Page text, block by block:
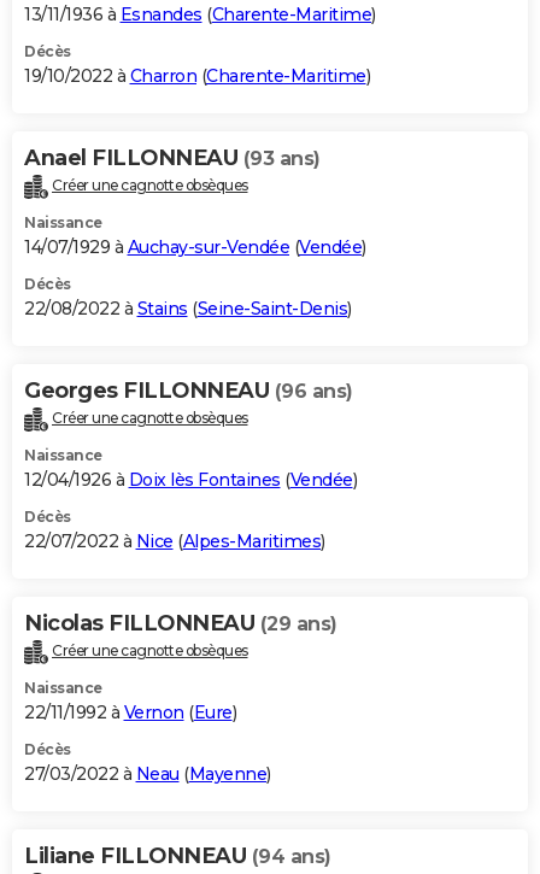
13/11/1936 à Esnandes (Charente-Maritime)
Décès
19/10/2022 à Charron (Charente-Maritime)
Anael FILLONNEAU (93 ans)
Créer une cagnotte obsèques
Naissance
14/07/1929 à Auchay-sur-Vendée (Vendée)
Décès
22/08/2022 à Stains (Seine-Saint-Denis)
Georges FILLONNEAU (96 ans)
Créer une cagnotte obsèques
Naissance
12/04/1926 à Doix lès Fontaines (Vendée)
Décès
22/07/2022 à Nice (Alpes-Maritimes)
Nicolas FILLONNEAU (29 ans)
Créer une cagnotte obsèques
Naissance
22/11/1992 à Vernon (Eure)
Décès
27/03/2022 à Neau (Mayenne)
Liliane FILLONNEAU (94 ans)